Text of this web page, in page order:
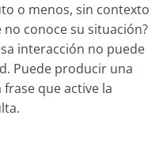
o menos, sin contexto
conoce su situación?
interacción no puede
Puede producir una
que active la